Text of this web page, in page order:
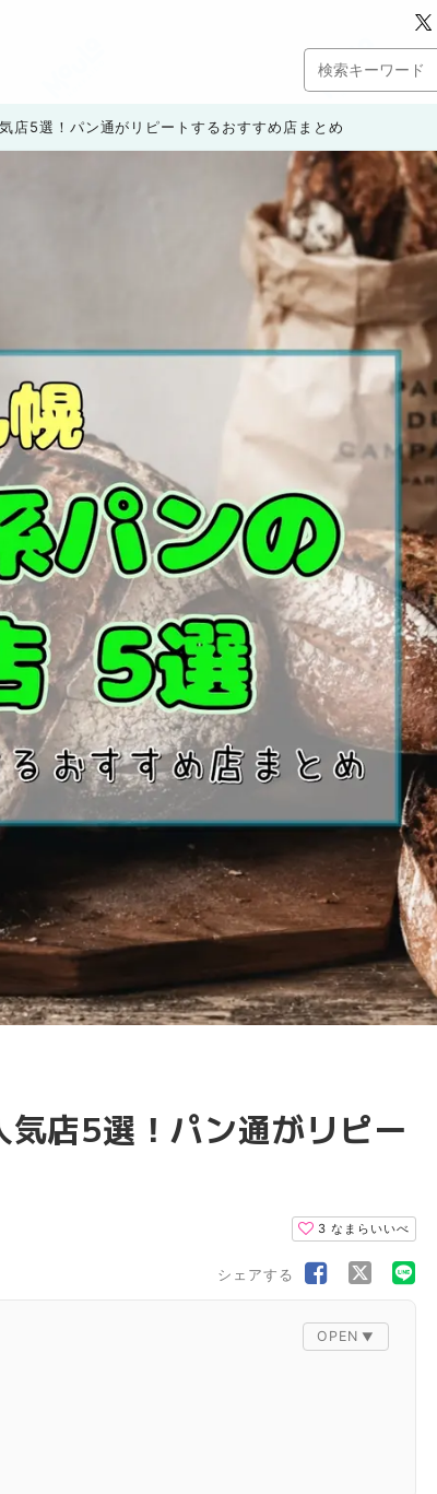
店5選！パン通がリピートするおすすめ店まとめ
気店5選！パン通がリピー
3 なまらいいべ
シェアする